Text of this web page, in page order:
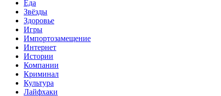
Еда
Звёзды
Здоровье
Игры
Импортозамещение
Интернет
Истории
Компании
Криминал
Культура
Лайфхаки